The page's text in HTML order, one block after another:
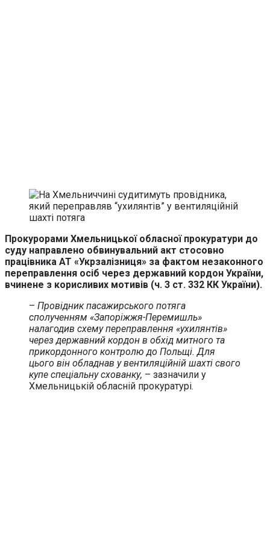
Прокурорами Хмельницької обласної прокуратури до
суду направлено обвинувальний акт стосовно
працівника АТ «Укрзалізниця» за фактом незаконного
переправлення осіб через державний кордон України,
вчинене з корисливих мотивів (ч. 3 ст. 332 КК України).
– Провідник пасажирського потяга
сполученням «Запоріжжя-Перемишль»
налагодив схему переправлення «ухилянтів»
через державний кордон в обхід митного та
прикордонного контролю до Польщі. Для
цього він обладнав у вентиляційній шахті свого
купе спеціальну схованку, – зазначили у
Хмельницькій обласній прокуратурі.